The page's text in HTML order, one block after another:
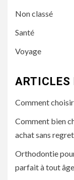
Non classé
Santé
Voyage
ARTICLES
Comment choisir
Comment bien
achat sans regret
Orthodontie
parfait à tout âge